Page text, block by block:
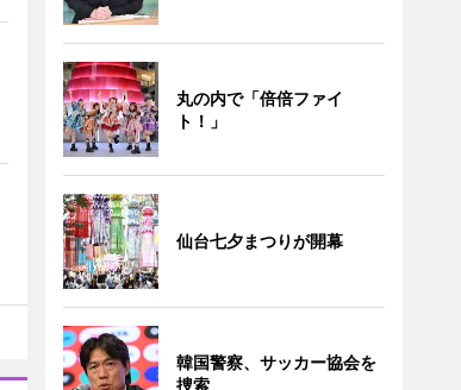
丸の内で「倍倍ファイ
ト！」
仙台七夕まつりが開幕
韓国警察、サッカー協会を
捜索